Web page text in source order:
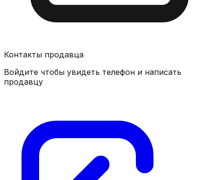
Контакты продавца
Войдите чтобы увидеть телефон и написать
продавцу